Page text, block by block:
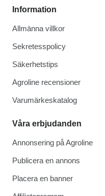
Information
Allmänna villkor
Sekretesspolicy
Säkerhetstips
Agroline recensioner
Varumärkeskatalog
Våra erbjudanden
Annonsering på Agroline
Publicera en annons
Placera en banner